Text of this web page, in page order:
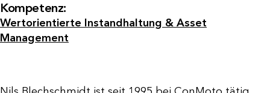
Kompetenz:
Wertorientierte Instandhaltung & Asset
Management